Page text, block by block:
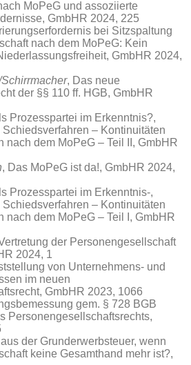
MoPeG und assoziierte
GmbHR 2024, 225
bei Sitzspaltung
nach dem MoPeG: Kein
GmbHR 2024,
, Das neue
der §§ 110 ff. HGB, GmbHR
Prozesspartei im Erkenntnis?,
– Kontinuitäten
nach dem MoPeG – Teil II, GmbHR
, Das MoPeG ist da!, GmbHR 2024,
Prozesspartei im Erkenntnis‑,
– Kontinuitäten
nach dem MoPeG – Teil I, GmbHR
der Personengesellschaft
2024, 1
von Unternehmens- und
im neuen
GmbHR 2023, 1066
gem. § 728 BGB
Personengesellschaftsrechts,
der Grunderwerbsteuer, wenn
keine Gesamthand mehr ist?,